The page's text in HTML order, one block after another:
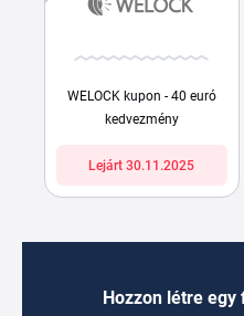
WELOCK kupon - 40 euró
kedvezmény
Lejárt 30.11.2025
Hozzon létre